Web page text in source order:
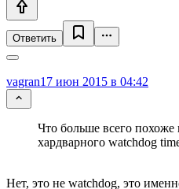
Ответить
vagran17 июн 2015 в 04:42
Что больше всего похоже
хардварного watchdog
Нет, это не watchdog, это